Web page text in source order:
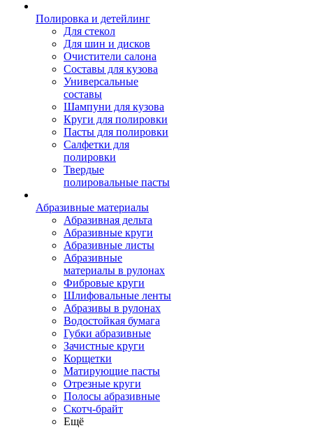
Полировка и детейлинг
Для стекол
Для шин и дисков
Очистители салона
Составы для кузова
Универсальные
составы
Шампуни для кузова
Круги для полировки
Пасты для полировки
Салфетки для
полировки
Твердые
полировальные пасты
Абразивные материалы
Абразивная дельта
Абразивные круги
Абразивные листы
Абразивные
материалы в рулонах
Фибровые круги
Шлифовальные ленты
Абразивы в рулонах
Водостойкая бумага
Губки абразивные
Зачистные круги
Корщетки
Матирующие пасты
Отрезные круги
Полосы абразивные
Скотч-брайт
Ещё